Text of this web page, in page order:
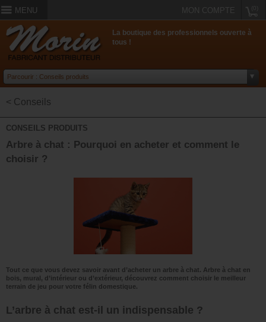
MENU MON COMPTE
La boutique des professionnels ouverte à
tous !
< Conseils
CONSEILS PRODUITS
Arbre à chat : Pourquoi en acheter et comment le
choisir ?
Tout ce que vous devez savoir avant d’acheter un arbre à chat. Arbre à chat en
bois, mural, d’intérieur ou d’extérieur, découvrez comment choisir le meilleur
terrain de jeu pour votre félin domestique.
L’arbre à chat est-il un indispensable ?